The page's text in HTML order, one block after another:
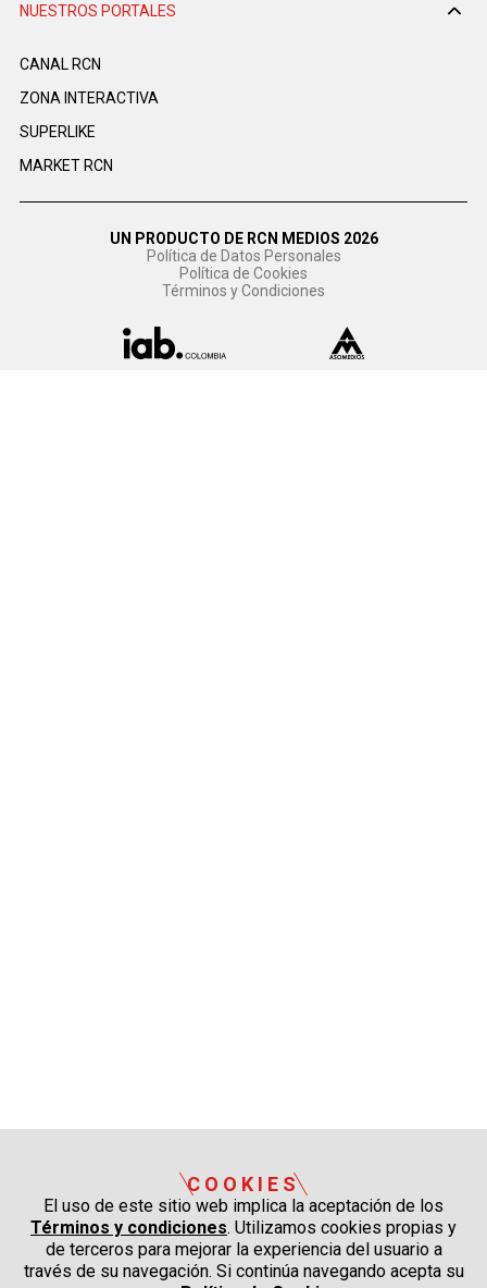
NUESTROS PORTALES
CANAL RCN
ZONA INTERACTIVA
SUPERLIKE
MARKET RCN
UN PRODUCTO DE RCN MEDIOS 2026
Política de Datos Personales
Política de Cookies
Términos y Condiciones
COOKIES
El uso de este sitio web implica la aceptación de los
Términos y condiciones. Utilizamos cookies propias y
de terceros para mejorar la experiencia del usuario a
través de su navegación. Si continúa navegando acepta su